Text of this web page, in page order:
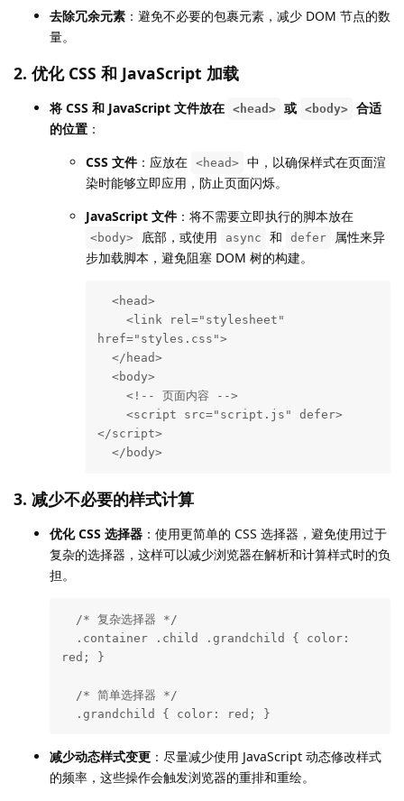
去除冗余元素 ：避免不必要的包裹元素，减少 DOM 节点的数
量。
2. 优化 CSS 和 JavaScript 加载
将 CSS 和 JavaScript 文件放在 <head> 或 <body> 合适
的位置 ：
CSS 文件 ：应放在 <head>
中，以确保样式在页面渲
染时能够立即应用，防止页面闪烁。
JavaScript 文件 ：将不需要立即执行的脚本放在
<body> 底部，或使用 async 和 defer
属性来异
步加载脚本，避免阻塞 DOM 树的构建。
href="styles.css">
</script>
  </body>
3. 减少不必要的样式计算
优化 CSS 选择器 ：使用更简单的 CSS 选择器，避免使用过于
复杂的选择器，这样可以减少浏览器在解析和计算样式时的负
担。
red; }
  .grandchild { color: red; }
减少动态样式变更 ：尽量减少使用 JavaScript 动态修改样式
的频率，这些操作会触发浏览器的重排和重绘。